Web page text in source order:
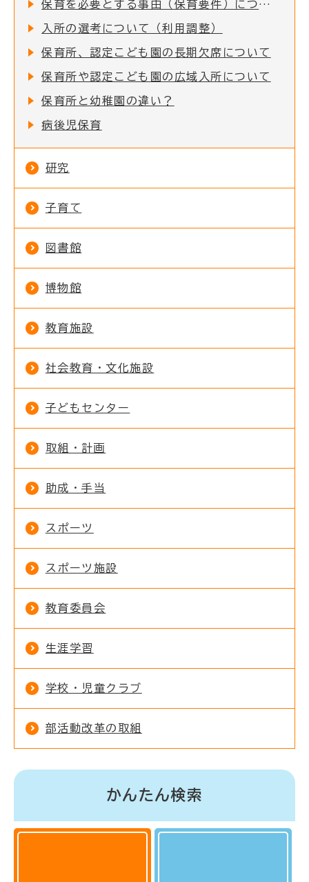
保育を必要とする事由（保育要件）について
入所の選考について（利用調整）
保育所、認定こども園の長期欠席について
保育所や認定こども園の広域入所について
保育所と幼稚園の違い？
病後児保育
研究
子育て
図書館
博物館
教育施設
社会教育・文化施設
子どもセンター
取組・計画
助成・手当
スポーツ
スポーツ施設
教育委員会
生涯学習
学校・児童クラブ
部活動改革の取組
かんたん検索